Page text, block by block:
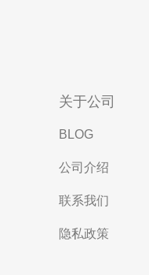
关于公司
BLOG
公司介绍
联系我们
隐私政策